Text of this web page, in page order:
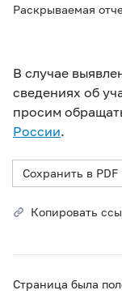
Раскрываемая
В случае
сведениях об
просим
России.
Сохранить в PDF
Копировать
Страница была